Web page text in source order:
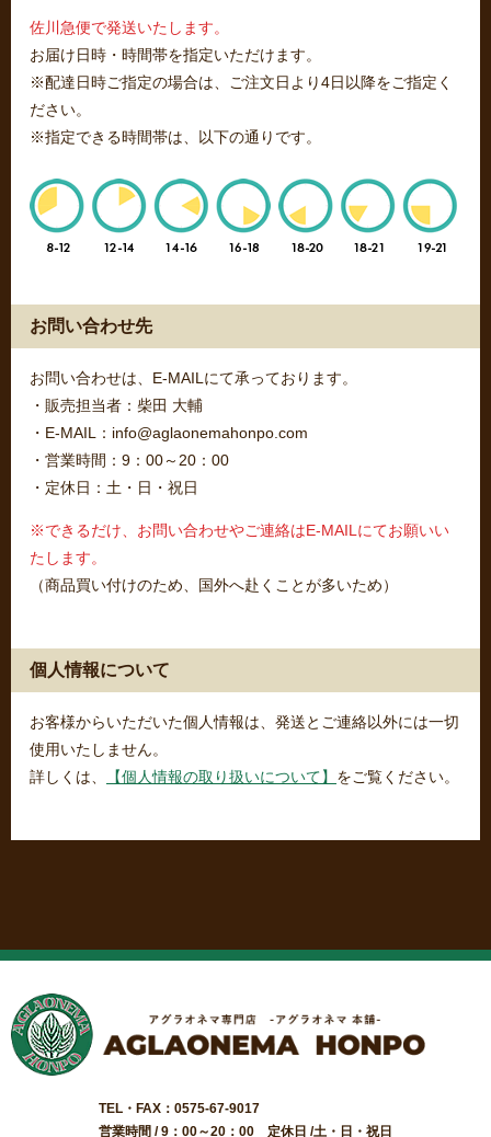
佐川急便で発送いたします。
お届け日時・時間帯を指定いただけます。
※配達日時ご指定の場合は、ご注文日より4日以降をご指定く
ださい。
※指定できる時間帯は、以下の通りです。
お問い合わせ先
お問い合わせは、E-MAILにて承っております。
・販売担当者：柴田 大輔
・E-MAIL：info@aglaonemahonpo.com
・営業時間：9：00～20：00
・定休日：土・日・祝日
※できるだけ、お問い合わせやご連絡はE-MAILにてお願いい
たします。
（商品買い付けのため、国外へ赴くことが多いため）
個人情報について
お客様からいただいた個人情報は、発送とご連絡以外には一切
使用いたしません。
詳しくは、
【個人情報の取り扱いについて】 をご覧ください。
TEL・FAX：0575-67-9017
営業時間 / 9：00～20：00 定休日 /土・日・祝日